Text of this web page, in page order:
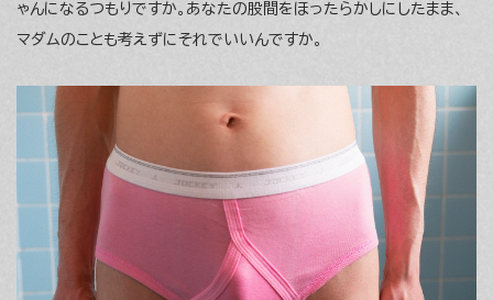
ゃんになるつもりですか。あなたの股間をほったらかしにしたまま、
マダムのことも考えずにそれでいいんですか。